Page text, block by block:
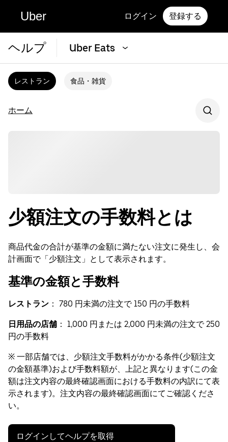
Uber ログイン 登録する
ヘルプ Uber Eats
レストラン 食品・雑貨
ホーム
少額注文の手数料とは
商品代金の合計が基準の金額に満たない注文に発生し、会
計画面で「少額注文」として表示されます。
基準の金額と手数料
レストラン ： 780 円未満の注文で 150 円の手数料
日用品の店舗 ： 1,000 円または 2,000 円未満の注文で 250
円の手数料
※ 一部店舗では、少額注文手数料がかかる条件(少額注文
の金額基準)および手数料額が、上記と異なります(この金
額は注文内容の最終確認画面における手数料の内訳にて表
示されます)。注文内容の最終確認画面にてご確認くださ
い。
ログインしてヘルプを取得